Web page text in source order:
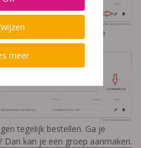
leerling
en voer alle
gegevens nodig.
tegelijk bestellen. Ga je
Dan kan je een groep aanmaken.
meer